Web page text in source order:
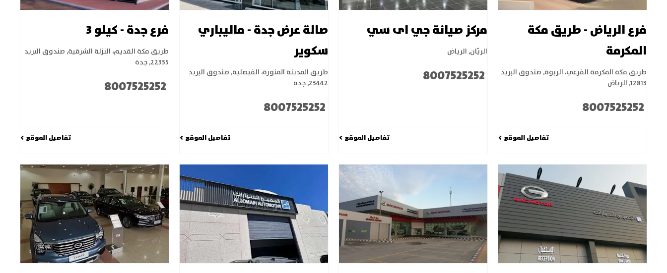
فرع الرياض - طريق مكة
المكرمة
طريق مكة المكرمة الفرعي، الربوة, صندوق البريد
12813
, الرياض
8007525252
تفاصيل الموقع
مركز صيانة جي اى سي
الريّان, الرياض
8007525252
تفاصيل الموقع
صالة عرض جدة - ماليباري
سكوير
طريق المدينة المنورة، الفيصلية, صندوق البريد
23442
,جدة
8007525252
تفاصيل الموقع
فرع جدة - كيلو 3
طريق مكة القديم، النزلة الشرقية, صندوق البريد
22335
,جدة
8007525252
تفاصيل الموقع